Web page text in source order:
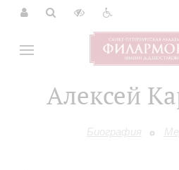
Алексей
Биография